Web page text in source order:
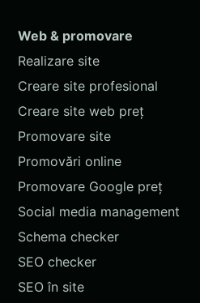
Web & promovare
Realizare site
Creare site profesional
Creare site web preț
Promovare site
Promovări online
Promovare Google preț
Social media management
Schema checker
SEO checker
SEO în site